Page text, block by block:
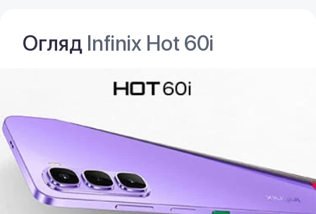
Огляд Infinix Hot 60i